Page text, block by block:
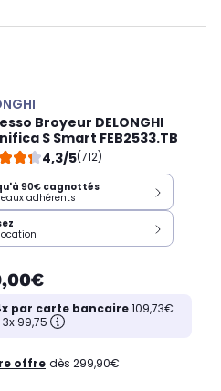
Broyeur DELONGHI
S Smart FEB2533.TB
4,3/5(712)
90€ cagnottés
adhérents
par carte bancaire109,73€
99,75
offre dès 299,90€